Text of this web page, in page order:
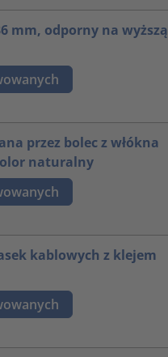
mm, odporny na wyższą
przez bolec z włókna
naturalny
kablowych z klejem